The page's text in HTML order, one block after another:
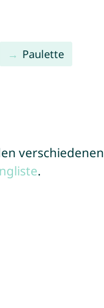
Paulette
verschiedenen
.